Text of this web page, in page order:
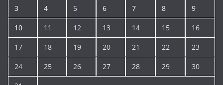
3 4 5 6 7 8 9
10 11 12 13 14 15 16
17 18 19 20 21 22 23
24 25 26 27 28 29 30